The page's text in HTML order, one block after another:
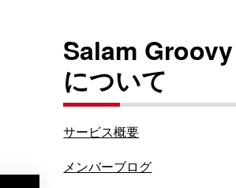
Salam
について
サービス概要
メンバーブログ